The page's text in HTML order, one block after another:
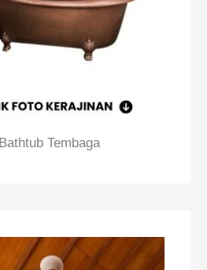
Bathtub Tembaga